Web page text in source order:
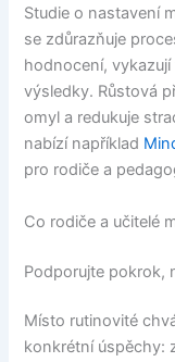
Studie o nastavení
se zdůrazňuje
hodnocení,
výsledky. Růstová
omyl a redukuje
nabízí například
pro rodiče a
Co rodiče a učitelé
Podporujte pokrok,
Místo rutinovité
konkrétní úspěchy: